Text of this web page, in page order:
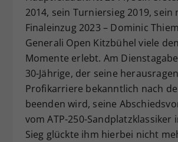
2014, sein Turniersieg 2019, sein
Finaleinzug 2023 – Dominic
Generali Open Kitzbühel viele
Momente erlebt. Am
30-Jährige, der seine
Profikarriere bekanntlich nach
beenden wird, seine
vom ATP-250-Sandplatzklassiker
Sieg glückte ihm hierbei nicht
Zweck
Dieser Wert speichert
Einstellungen. Unter
zufällig generierte ID,
historische
vorgenommen
Webseiten-Betreiber
hat.